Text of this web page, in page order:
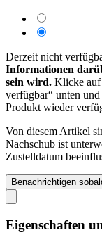
Derzeit nicht
Informationen
sein wird. Klicke auf
verfügbar“ unten
Produkt wieder
Von diesem Artikel
Nachschub ist
Zustelldatum
Benachrichtigen
Eigenschaften